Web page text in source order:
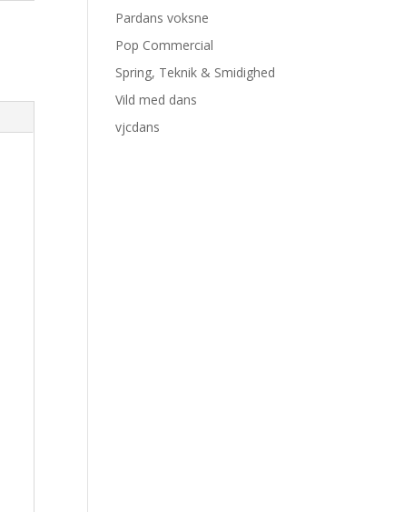
Pardans voksne
Pop Commercial
Spring, Teknik & Smidighed
Vild med dans
vjcdans